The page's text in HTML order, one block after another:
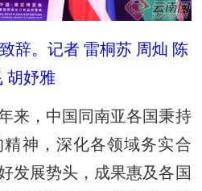
辞。记者 雷桐苏 周灿 陈
胡妤雅
，中国同南亚各国秉持
神，深化各领域务实合
发展势头，成果惠及各国